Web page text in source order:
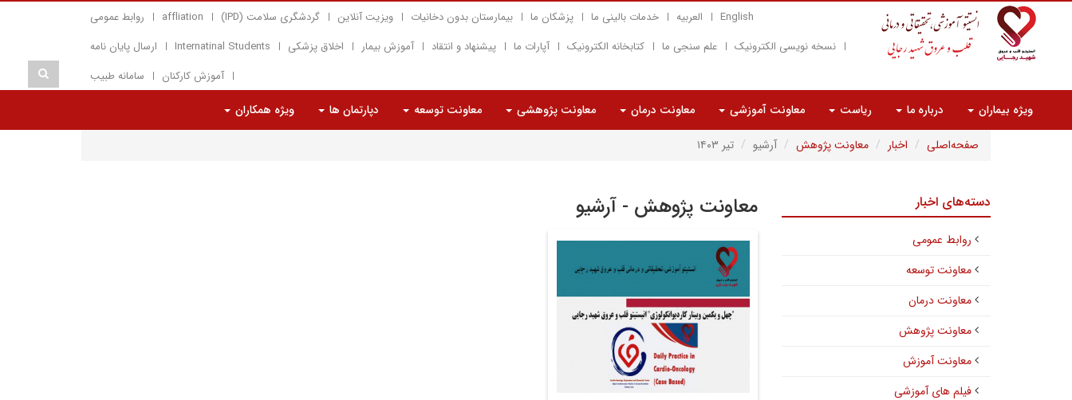
English العربیه خدمات بالینی ما پزشکان ما بیمارستان بدون دخانیات ویزیت آنلاین گردشگری سلامت (IPD) affliation
روابط عمومی
نسخه نویسی الکترونیک
علم سنجی ما کتابخانه الکترونیک آپارات ما پیشنهاد و انتقاد آموزش بیمار اخلاق پزشکی Internatinal Students
ارسال پایان نامه
آموزش کارکنان
سامانه طبیب
ویژه بیماران درباره ما ریاست معاونت آموزشی معاونت درمان معاونت پژوهشی معاونت توسعه دپارتمان ها
ویژه همکاران
صفحه‌اصلی
اخبار معاونت پژوهش آرشیو تیر ۱۴۰۳
معاونت پژوهش - آرشیو دسته‌های اخبار
روابط عمومی
معاونت توسعه
معاونت درمان
معاونت پژوهش
معاونت آموزش
فیلم های آموزشی